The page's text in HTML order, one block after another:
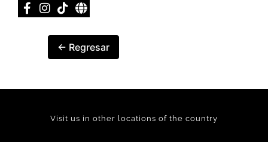
← Regresar
Visit us in other locations of the country